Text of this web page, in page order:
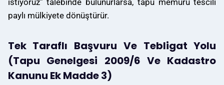
istiyoruz” talebinde bulunurlarsa, tapu memuru tescili
paylı mülkiyete dönüştürür.
Tek Taraflı Başvuru Ve Tebligat Yolu
(Tapu Genelgesi 2009/6 Ve Kadastro
Kanunu Ek Madde 3)